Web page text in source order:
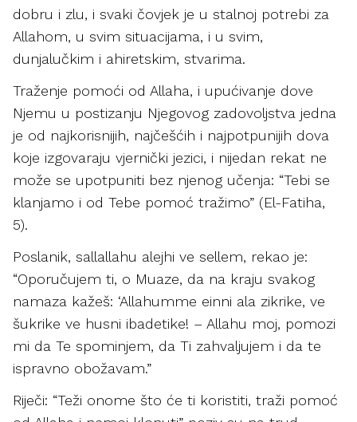
dobru i zlu, i svaki čovjek je u stalnoj potrebi za
Allahom, u svim situacijama, i u svim,
dunjalučkim i ahiretskim, stvarima.
Traženje pomoći od Allaha, i upućivanje dove
Njemu u postizanju Njegovog zadovoljstva jedna
je od najkorisnijih, najčešćih i najpotpunijih dova
koje izgovaraju vjernički jezici, i nijedan rekat ne
može se upotpuniti bez njenog učenja: “Tebi se
klanjamo i od Tebe pomoć tražimo” (El-Fatiha,
5).
Poslanik, sallallahu alejhi ve sellem, rekao je:
“Oporučujem ti, o Muaze, da na kraju svakog
namaza kažeš: ‘Allahumme einni ala zikrike, ve
šukrike ve husni ibadetike! – Allahu moj, pomozi
mi da Te spominjem, da Ti zahvaljujem i da te
ispravno obožavam.”
Riječi: “Teži onome što će ti koristiti, traži pomoć